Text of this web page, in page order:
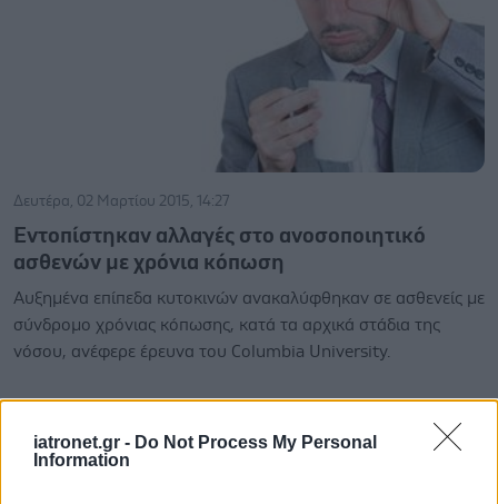
iatronet.gr - Do Not Process My Personal
Information
Δευτέρα, 02 Μαρτίου 2015, 14:27
Εντοπίστηκαν αλλαγές στο ανοσοποιητικό
ασθενών με χρόνια κόπωση
Αυξημένα επίπεδα κυτοκινών ανακαλύφθηκαν σε ασθενείς με
σύνδρομο χρόνιας κόπωσης, κατά τα αρχικά στάδια της
νόσου, ανέφερε έρευνα του Columbia University.